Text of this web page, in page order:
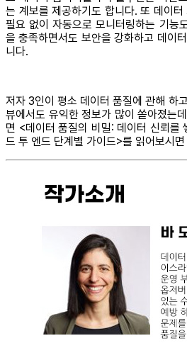
는 계보를 제공하기도 합니다. 또 데이
필요 없이 자동으로 모니터링하는 기능
을 충족하면서도 보안을 강화하고 데이
니다.
저자 3인이 평소 데이터 품질에 관해 하
뷰에서도 유익한 정보가 많이 쏟아졌는
면 <데이터 품질의 비밀: 데이터 신뢰를
드 투 엔드 단계별 가이드>를 읽어보시